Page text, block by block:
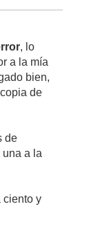
, lo
a la mía
bien,
de
de
a la
ciento y